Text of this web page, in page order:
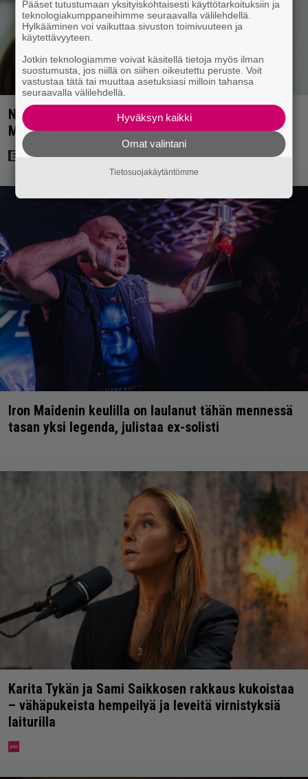
Nyt Netflixissä: 180 miljoonan toimintaseikkailu –
Margot Robbie vei seksikohtauksen liian pitkälle
Iron Maidenin keulilla on laulanut tähän mennessä
tasan yksi legenda, julistaa ex-solisti
Karita Tykän ja Sami Saikkosen rakkaus kukoistaa
– vähäpukeista hempeilyä ja leveitä virnistyksiä
laiturilla
Pääset tutustumaan yksityiskohtaisesti käyttötarkoituksiin ja
teknologiakumppaneihimme seuraavalla välilehdellä.
Hylkääminen voi vaikuttaa sivuston toimivuuteen ja
käytettävyyteen.
Jotkin teknologiamme voivat käsitellä tietoja myös ilman
suostumusta, jos niillä on siihen oikeutettu peruste. Voit
vastustaa tätä tai muuttaa asetuksiasi milloin tahansa
seuraavalla välilehdellä.
Hyväksyn kaikki
Omat valintani
Tietosuojakäytäntömme